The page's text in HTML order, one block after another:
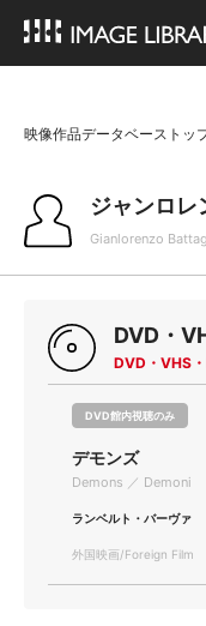
映像作品データベーストッ
ジャンロレ
Gianlorenzo
DVD・
DVD・VHS
DVD館内視聴のみ
デモンズ
Demons ／ Demoni
ランベルト・バーヴァ
外国映画/Foreign Film